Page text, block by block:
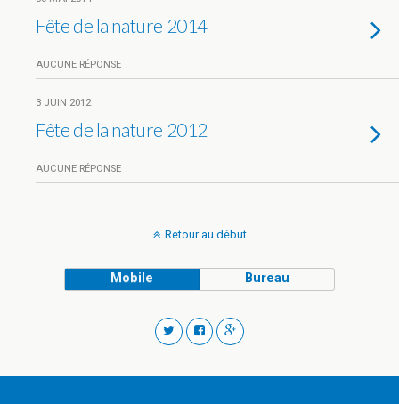
Fête de la nature 2014
AUCUNE RÉPONSE
3 JUIN 2012
Fête de la nature 2012
AUCUNE RÉPONSE
Retour au début
Mobile Bureau